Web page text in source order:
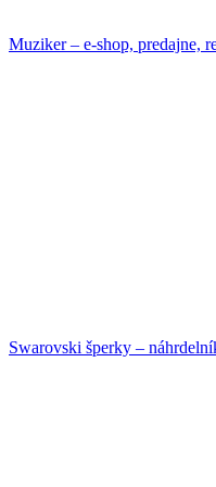
Muziker – e-shop, predajne,
Swarovski šperky –